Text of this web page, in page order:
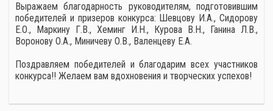
Выражаем благодарность руководителям, подготовившим
победителей и призеров конкурса: Шевцову И.А., Сидорову
Е.О., Маркину Г.В., Хеминг И.Н., Курова В.Н., Ганина Л.В.,
Воронову О.А., Миничеву О.В., Валенцеву Е.А.
Поздравляем победителей и благодарим всех участников
конкурса!! Желаем вам вдохновения и творческих успехов!